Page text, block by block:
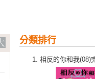
分類排行
相反的你和我(08)